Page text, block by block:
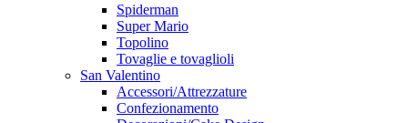
Spiderman
Super Mario
Topolino
Tovaglie e tovaglioli
San Valentino
Accessori/Attrezzature
Confezionamento